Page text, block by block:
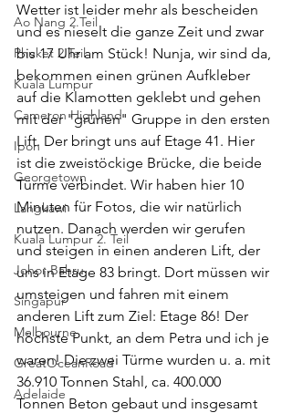
Ao Nang 2.Teil
Phuket 2.Teil
Kuala Lumpur
Cameron Highland
Ipoh
Georgetown
Langkawi
Kuala Lumpur 2. Teil
Johor Bahru
Singapur
Melbourne
GreatOceanRoad
Adelaide
Wetter ist leider mehr als bescheiden
und es nieselt die ganze Zeit und zwar
bis 17 Uhr am Stück! Nunja, wir sind da,
bekommen einen grünen Aufkleber
auf die Klamotten geklebt und gehen
mit der "grünen" Gruppe in den ersten
Lift. Der bringt uns auf Etage 41. Hier
ist die zweistöckige Brücke, die beide
Türme verbindet. Wir haben hier 10
Minuten für Fotos, die wir natürlich
nutzen. Danach werden wir gerufen
und steigen in einen anderen Lift, der
uns in Etage 83 bringt. Dort müssen wir
umsteigen und fahren mit einem
anderen Lift zum Ziel: Etage 86! Der
höchste Punkt, an dem Petra und ich je
waren! Die zwei Türme wurden u. a. mit
36.910 Tonnen Stahl, ca. 400.000
Tonnen Beton gebaut und insgesamt